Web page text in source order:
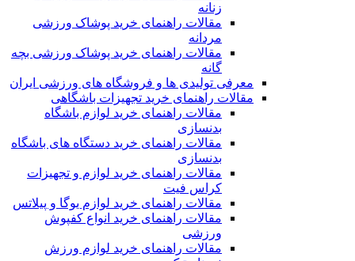
زنانه
مقالات راهنمای خرید پوشاک ورزشی
مردانه
مقالات راهنمای خرید پوشاک ورزشی بچه
گانه
معرفی تولیدی ها و فروشگاه های ورزشی ایران
مقالات راهنمای خرید تجهیزات باشگاهی
مقالات راهنمای خرید لوازم باشگاه
بدنسازی
مقالات راهنمای خرید دستگاه های باشگاه
بدنسازی
مقالات راهنمای خرید لوازم و تجهیزات
کراس فیت
مقالات راهنمای خرید لوازم یوگا و پیلاتس
مقالات راهنمای خرید انواع کفپوش
ورزشی
مقالات راهنمای خرید لوازم ورزش